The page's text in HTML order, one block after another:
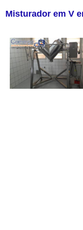
Misturador em V